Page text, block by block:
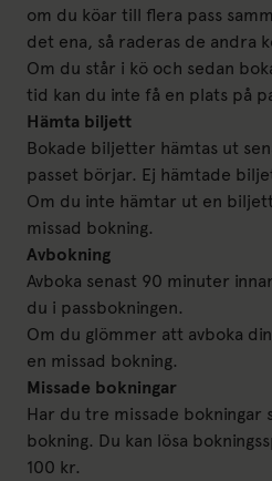
om du köar till flera pass
det ena, så raderas de andra
Om du står i kö och sedan
tid kan du inte få en plats på
Hämta biljett
Bokade biljetter hämtas ut
passet börjar. Ej hämtade
Om du inte hämtar ut en
missad bokning.
Avbokning
Avboka senast 90 minuter
du i passbokningen.
Om du glömmer att avboka
en missad bokning.
Missade bokningar
Har du tre missade
bokning. Du kan lösa
100 kr.